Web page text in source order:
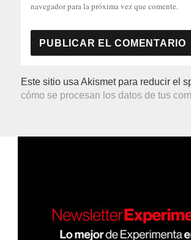
navegador para la próxima vez que comente.
Este sitio usa Akismet para reducir el
cómo se procesan los datos de tus